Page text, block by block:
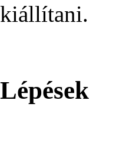
kiállítani.
Lépések